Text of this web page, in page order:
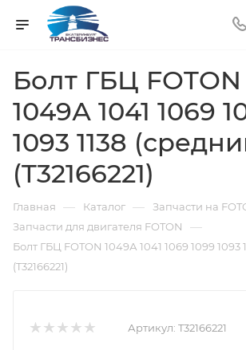
Болт ГБЦ FOTON
1049А 1041 1069
1093 1138
(T32166221)
Главная — Каталог — Запчасти на
Запчасти для двигателя FOTON —
Болт ГБЦ FOTON 1049А 1041 1069 1099 1093
(T32166221)
Артикул: T32166221